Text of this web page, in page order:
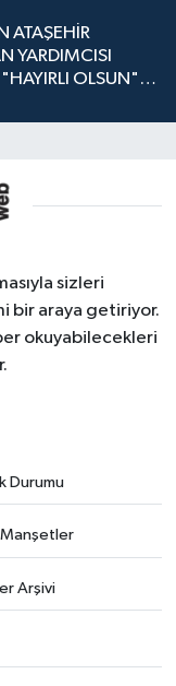
ATAŞEHİR
YARDIMCISI
"HAYIRLI OLSUN"
sizleri
bir araya getiriyor.
okuyabilecekleri
Durumu
Manşetler
Arşivi